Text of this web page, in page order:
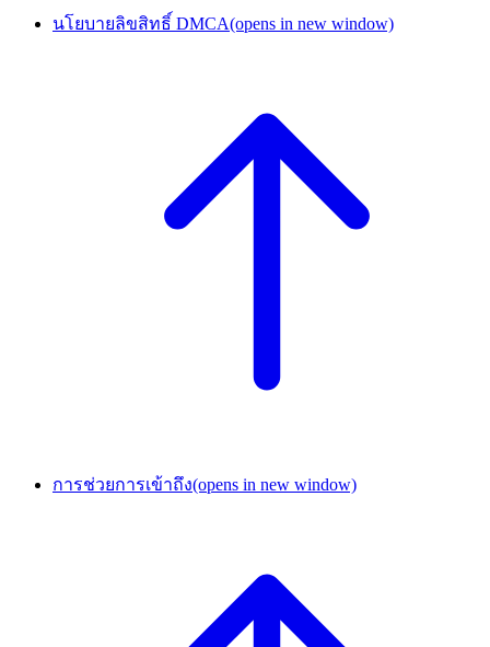
นโยบายลิขสิทธิ์ DMCA(opens in new window)
การช่วยการเข้าถึง(opens in new window)